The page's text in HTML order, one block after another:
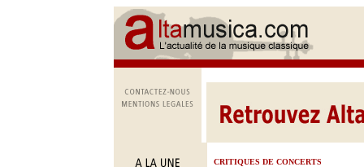
CRITIQUES DE CONCERTS